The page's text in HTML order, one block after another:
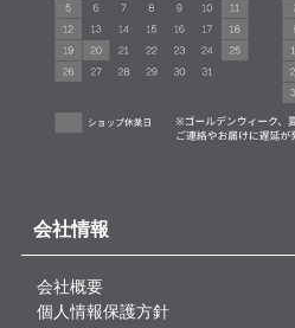
会社情報
会社概要
個人情報保護方針